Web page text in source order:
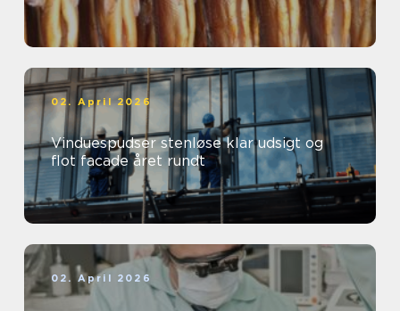
02. April 2026
Vinduespudser stenløse klar udsigt og
flot facade året rundt
02. April 2026